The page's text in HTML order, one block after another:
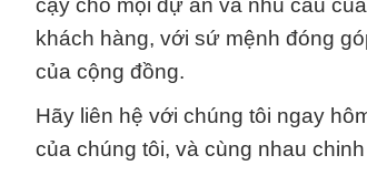
cậy cho mọi dự án và nhu cầu
khách hàng, với sứ mệnh đóng
của cộng đồng.
Hãy liên hệ với chúng tôi ngay
của chúng tôi, và cùng nhau